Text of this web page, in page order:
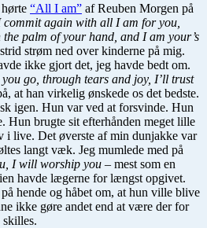
“All I am” af Reuben Morgen på
commit again with all I am for you,
palm of your hand, and I am your’s
strøm ned over kinderne på mig.
ikke gjort det, jeg havde bedt om.
go, through tears and joy, I’ll trust
at han virkelig ønskede os det bedste.
igen. Hun var ved at forsvinde. Hun
Hun brugte sit efterhånden meget lille
i live. Det øverste af min dunjakke var
langt væk. Jeg mumlede med på
I will worship you – mest som en
havde lægerne for længst opgivet.
hende og håbet om, at hun ville blive
ikke gøre andet end at være der for